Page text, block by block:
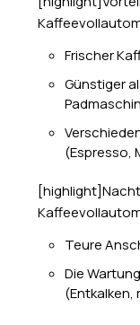
Frischer
Günstiger
(Espresso,
Teure
Die
(Entkalken,